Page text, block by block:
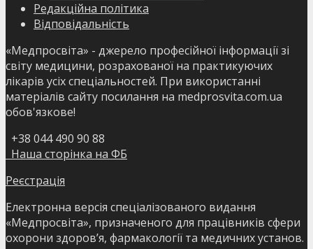
Редакційна політика
Відповідальність
«Медпросвіта» - джерело професійної інформації зі
світу медицини, розрахованої на практикуючих
лікарів усіх спеціальностей. При використанні
матеріалів сайту посилання на medprosvita.com.ua
обов'язкове!
+38 044 490 90 88
Наша сторінка на ФБ
Реєстрація
Електронна версія спеціалізованого видання
«Медпросвіта», призначеного для працівників сфери
охорони здоров’я, фармакології та медичних установ.